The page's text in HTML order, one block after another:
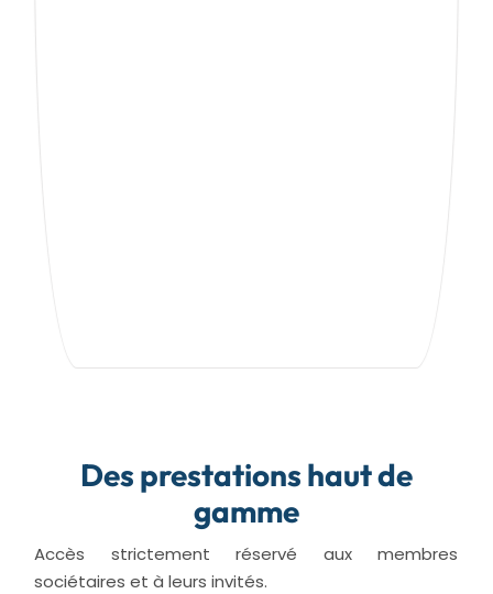
Des prestations haut de
gamme
Accès strictement réservé aux membres
sociétaires et à leurs invités.